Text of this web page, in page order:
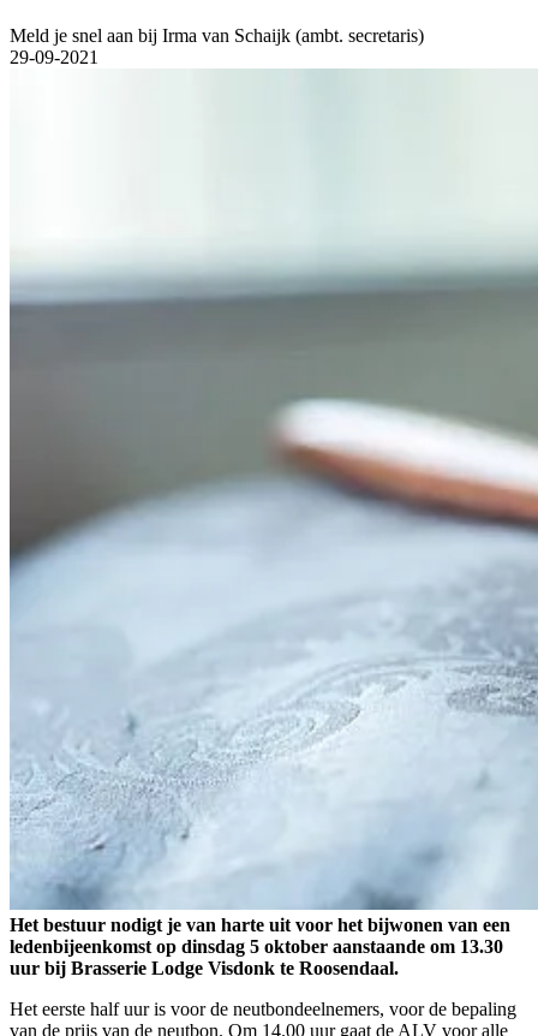
Meld je snel aan bij Irma van Schaijk (ambt. secretaris)
29-09-2021
Het bestuur nodigt je van harte uit voor het bijwonen van een
ledenbijeenkomst op dinsdag 5 oktober aanstaande om 13.30
uur bij Brasserie Lodge Visdonk te Roosendaal.
Het eerste half uur is voor de neutbondeelnemers, voor de bepaling
van de prijs van de neutbon. Om 14.00 uur gaat de ALV voor alle